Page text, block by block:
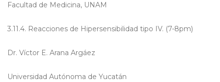
Facultad de Medicina, UNAM
3.11.4. Reacciones de Hipersensibilidad tipo IV. (7-8pm)
Dr. Víctor E. Arana Argáez
Universidad Autónoma de Yucatán